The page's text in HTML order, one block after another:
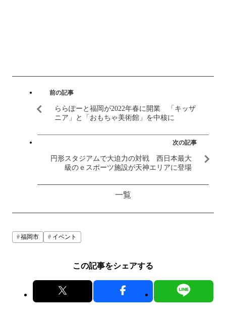
前の記事
ららぽーと福岡が2022年春に開業 「キッザ
ニア」と「おもちゃ美術館」を中核に
一覧
次の記事
円形スタジアムで大迫力の対戦 西日本最大
級のｅスポーツ施設が天神エリアに登場
福岡市 イベント
この記事をシェアする